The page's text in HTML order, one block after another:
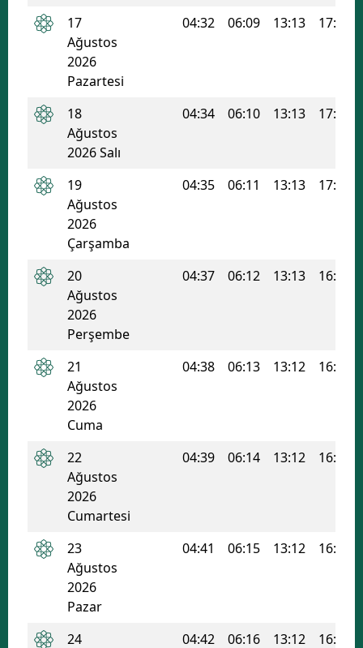
17
Ağustos
2026
Pazartesi
04:32 06:09 13:13 17:02
18
Ağustos
2026 Salı
04:34 06:10 13:13 17:01
19
Ağustos
2026
Çarşamba
04:35 06:11 13:13 17:00
20
Ağustos
2026
Perşembe
04:37 06:12 13:13 16:59
21
Ağustos
2026
Cuma
04:38 06:13 13:12 16:59
22
Ağustos
2026
Cumartesi
04:39 06:14 13:12 16:58
23
Ağustos
2026
Pazar
04:41 06:15 13:12 16:57
24 04:42 06:16 13:12 16:56